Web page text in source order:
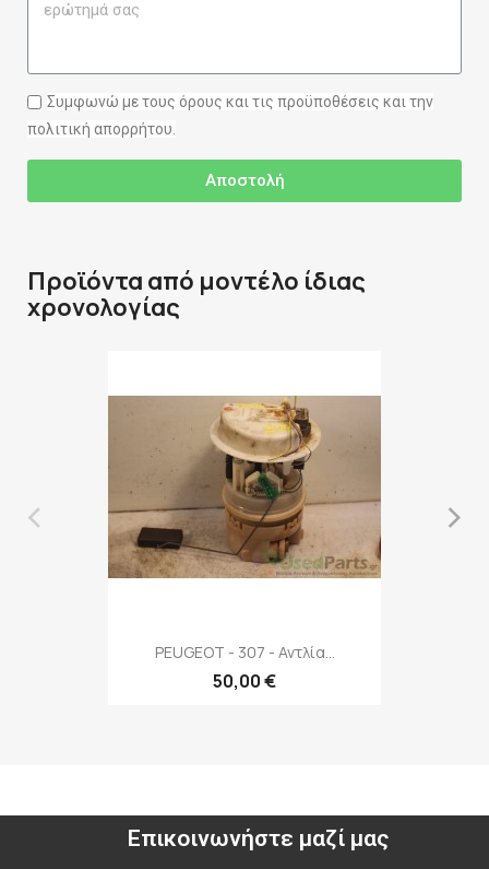
Συμφωνώ με τους όρους και τις προϋποθέσεις και την
πολιτική απορρήτου.
Αποστολή
Προϊόντα από μοντέλο ίδιας
χρονολογίας
PEUGEOT - 307 - Αντλία...
50,00 €
‹ ›
Επικοινωνήστε μαζί μας